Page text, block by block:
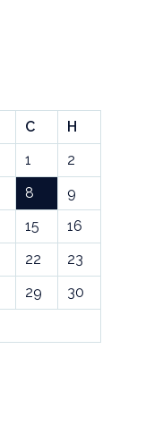
С
Н
1
2
8
9
15
16
22
23
29
30